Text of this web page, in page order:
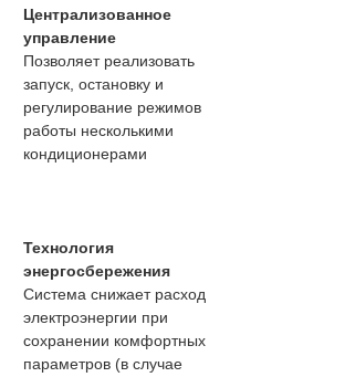
Централизованное
управление
Позволяет реализовать
запуск, остановку и
регулирование режимов
работы несколькими
кондиционерами
Технология
энергосбережения
Система снижает расход
электроэнергии при
сохранении комфортных
параметров (в случае